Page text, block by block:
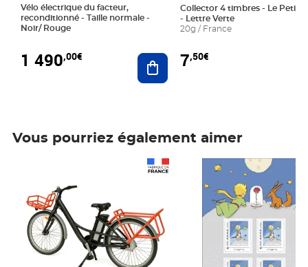
Vélo électrique du facteur,
reconditionné - Taille normale -
Noir/ Rouge
1 490,00€ Ajouter au panier
Collector 4 timbres - Le Petit
- Lettre Verte
20g / France
7,50€
Vous pourriez également aimer
Prix 7,50€